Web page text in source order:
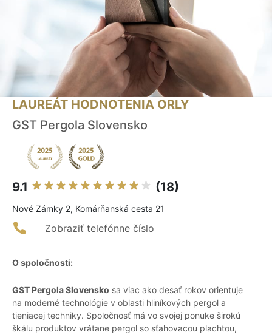
LAUREÁT HODNOTENIA ORLY
GST Pergola Slovensko
9.1 (18)
Nové Zámky 2, Komárňanská cesta 21
Zobraziť telefónne číslo
O spoločnosti:
GST Pergola Slovensko sa viac ako desať rokov orientuje
na moderné technológie v oblasti hliníkových pergol a
tieniacej techniky. Spoločnosť má vo svojej ponuke širokú
škálu produktov vrátane pergol so sťahovacou plachtou,